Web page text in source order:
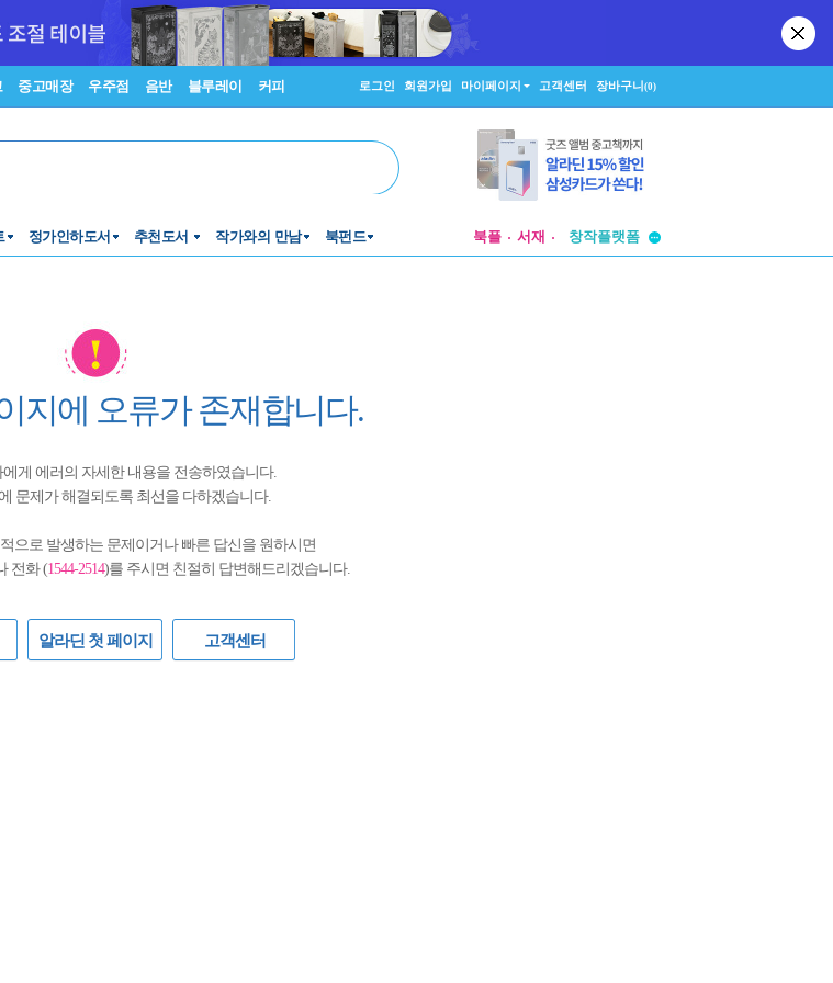
중고매장 우주점 음반 블루레이 커피 로그인 회원가입 마이페이지 고객센터 장바구니(0)
정가인하도서 추천도서 작가와의 만남 북펀드 북플 서재
창작플랫폼
지에 오류가 존재합니다.
게 에러의 자세한 내용을 전송하였습니다.
문제가 해결되도록 최선을 다하겠습니다.
으로 발생하는 문제이거나 빠른 답신을 원하시면
전화 (1544-2514)를 주시면 친절히 답변해드리겠습니다.
알라딘 첫 페이지 고객센터